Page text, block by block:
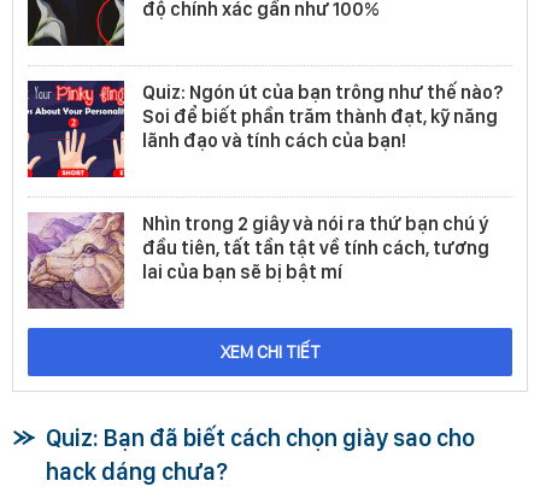
độ chính xác gần như 100%
Quiz: Ngón út của bạn trông như thế nào?
Soi để biết phần trăm thành đạt, kỹ năng
lãnh đạo và tính cách của bạn!
Nhìn trong 2 giây và nói ra thứ bạn chú ý
đầu tiên, tất tần tật về tính cách, tương
lai của bạn sẽ bị bật mí
XEM CHI TIẾT
Quiz: Bạn đã biết cách chọn giày sao cho
hack dáng chưa?